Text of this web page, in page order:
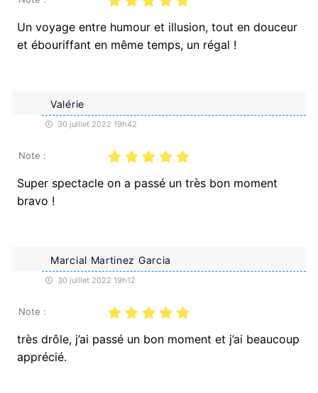
Un voyage entre humour et illusion, tout en douceur
et ébouriffant en même temps, un régal !
Valérie
30 juillet 2022 19h42
Note :
Super spectacle on a passé un très bon moment
bravo !
Marcial Martinez Garcia
30 juillet 2022 19h12
Note :
très drôle, j’ai passé un bon moment et j’ai beaucoup
apprécié.